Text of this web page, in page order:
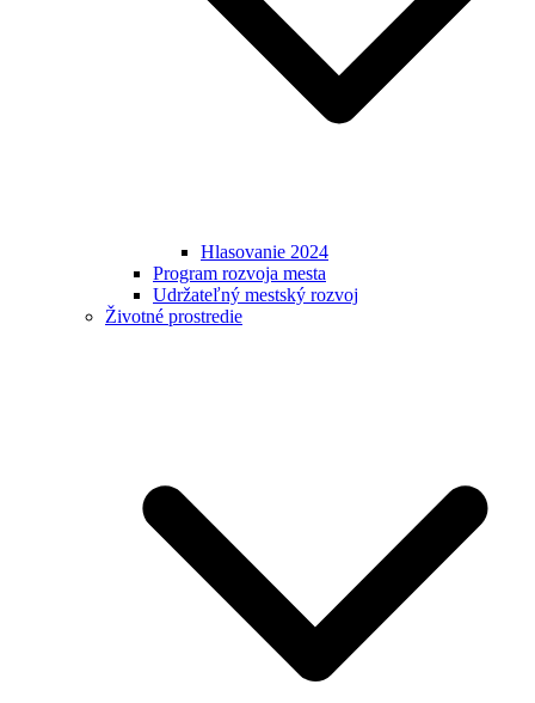
Hlasovanie 2024
Program rozvoja mesta
Udržateľný mestský rozvoj
Životné prostredie